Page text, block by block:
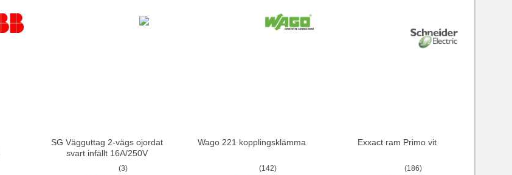
SG Vägguttag 2-vägs ojordat
svart infällt 16A/250V
(3)
Wago 221 kopplingsklämma
(142)
Exxact ram Primo vit
(186)